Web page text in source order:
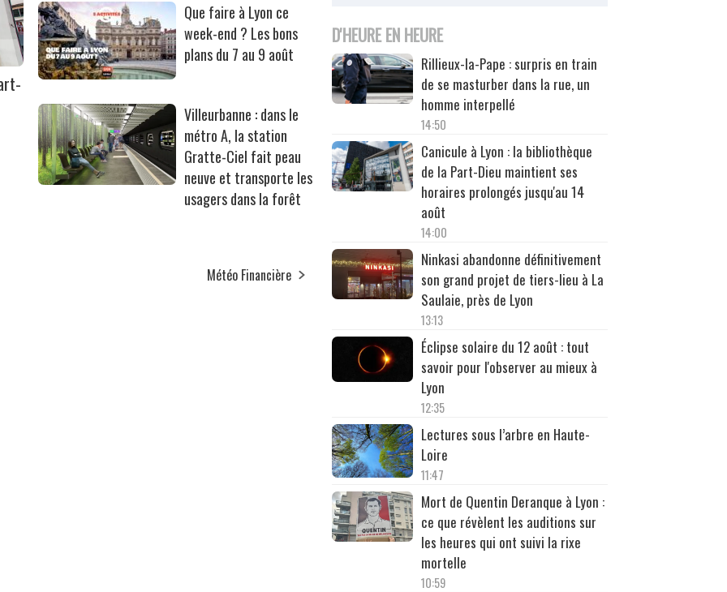
Que faire à Lyon ce
week-end ? Les bons
plans du 7 au 9 août
Villeurbanne : dans le
métro A, la station
Gratte-Ciel fait peau
neuve et transporte les
usagers dans la forêt
Météo Financière
D'HEURE EN HEURE
Rillieux-la-Pape : surpris en train
de se masturber dans la rue, un
homme interpellé
14:50
Canicule à Lyon : la bibliothèque
de la Part-Dieu maintient ses
horaires prolongés jusqu'au 14
août
14:00
Ninkasi abandonne définitivement
son grand projet de tiers-lieu à La
Saulaie, près de Lyon
13:13
Éclipse solaire du 12 août : tout
savoir pour l'observer au mieux à
Lyon
12:35
Lectures sous l’arbre en Haute-
Loire
11:47
Mort de Quentin Deranque à Lyon :
ce que révèlent les auditions sur
les heures qui ont suivi la rixe
mortelle
10:59